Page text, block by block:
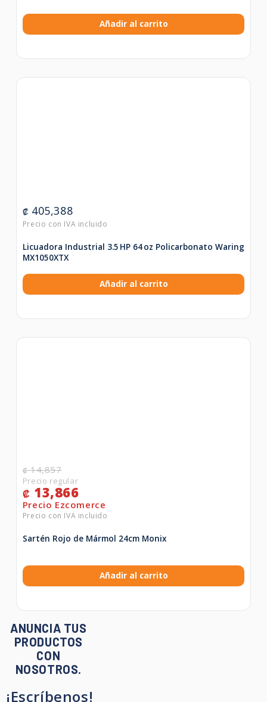
Añadir al carrito
₡ 405,388
Licuadora Industrial 3.5 HP 64 oz Policarbonato Waring
MX1050XTX
Añadir al carrito
₡14,857
₡ 13,866
Sartén Rojo de Mármol 24cm Monix
Añadir al carrito
ANUNCIA TUS
PRODUCTOS
CON
NOSOTROS.
¡Escríbenos!